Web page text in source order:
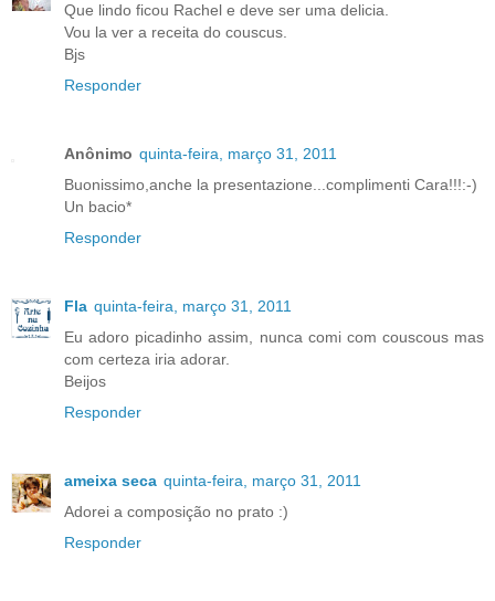
Que lindo ficou Rachel e deve ser uma delicia.
Vou la ver a receita do couscus.
Bjs
Responder
Anônimo quinta-feira, março 31, 2011
Buonissimo,anche la presentazione...complimenti Cara!!!:-)
Un bacio*
Responder
Fla quinta-feira, março 31, 2011
Eu adoro picadinho assim, nunca comi com couscous mas
com certeza iria adorar.
Beijos
Responder
ameixa seca quinta-feira, março 31, 2011
Adorei a composição no prato :)
Responder